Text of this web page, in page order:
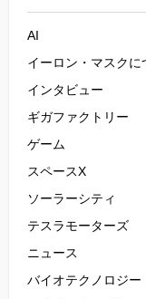
AI
イーロン・マスクに
インタビュー
ギガファクトリー
ゲーム
スペースX
ソーラーシティ
テスラモーターズ
ニュース
バイオテクノロジー